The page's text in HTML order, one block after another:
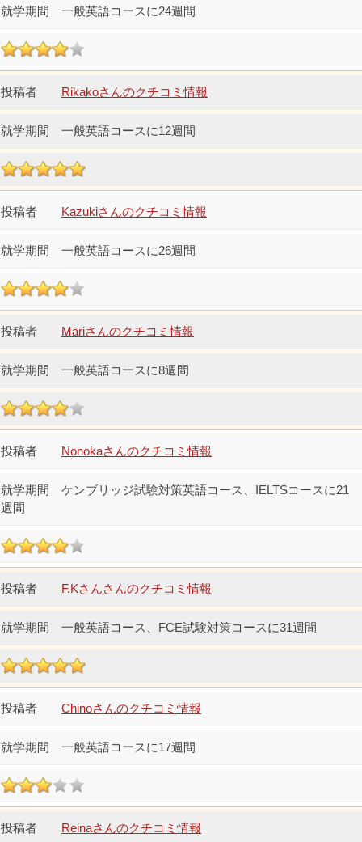
一般英語コースに24週間
Rikakoさんのクチコミ情報
一般英語コースに12週間
Kazukiさんのクチコミ情報
一般英語コースに26週間
Mariさんのクチコミ情報
一般英語コースに8週間
Nonokaさんのクチコミ情報
ケンブリッジ試験対策英語コース、IELTSコースに21
週間
F.Kさんさんのクチコミ情報
一般英語コース、FCE試験対策コースに31週間
Chinoさんのクチコミ情報
一般英語コースに17週間
Reinaさんのクチコミ情報